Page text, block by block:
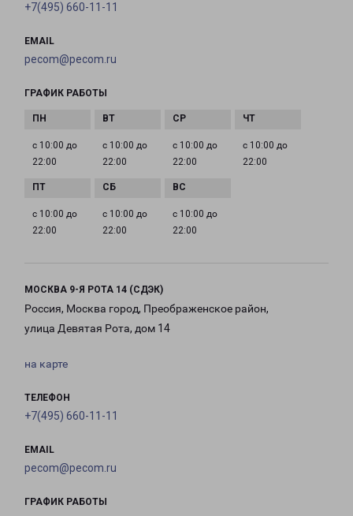
+7(495) 660-11-11
EMAIL
pecom@pecom.ru
ГРАФИК РАБОТЫ
с 10:00 до
22:00
с 10:00 до
22:00
с 10:00 до
22:00
с 10:00 до
22:00
с 10:00 до
22:00
с 10:00 до
22:00
с 10:00 до
22:00
МОСКВА 9-Я РОТА 14 (СДЭК)
Россия, Москва город, Преображенское район,
улица Девятая Рота, дом 14
на карте
ТЕЛЕФОН
+7(495) 660-11-11
EMAIL
pecom@pecom.ru
ГРАФИК РАБОТЫ